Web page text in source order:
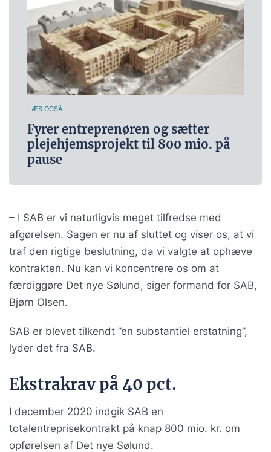
LÆS OGSÅ
Fyrer entreprenøren og sætter
plejehjemsprojekt til 800 mio. på
pause
– I SAB er vi naturligvis meget tilfredse med
afgørelsen. Sagen er nu af sluttet og viser os, at vi
traf den rigtige beslutning, da vi valgte at ophæve
kontrakten. Nu kan vi koncentrere os om at
færdiggøre Det nye Sølund, siger formand for SAB,
Bjørn Olsen.
SAB er blevet tilkendt ”en substantiel erstatning”,
lyder det fra SAB.
Ekstrakrav på 40 pct.
I december 2020 indgik SAB en
totalentreprisekontrakt på knap 800 mio. kr. om
opførelsen af Det nye Sølund.